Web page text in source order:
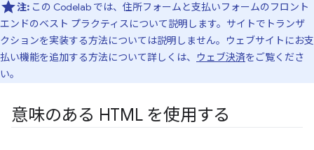
注: この Codelab では、住所フォームと支払いフォームのフロント
エンドのベスト プラクティスについて説明します。サイトでトランザ
クションを実装する方法については説明しません。ウェブサイトにお支
払い機能を追加する方法について詳しくは、
ウェブ決済をご覧くださ
い。
意味のある HTML を使用する